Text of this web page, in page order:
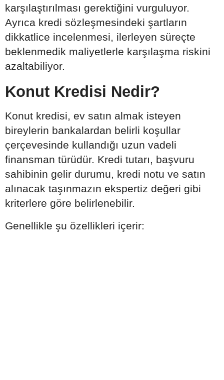
karşılaştırılması gerektiğini vurguluyor.
Ayrıca kredi sözleşmesindeki şartların
dikkatlice incelenmesi, ilerleyen süreçte
beklenmedik maliyetlerle karşılaşma riskini
azaltabiliyor.
Konut Kredisi Nedir?
Konut kredisi, ev satın almak isteyen
bireylerin bankalardan belirli koşullar
çerçevesinde kullandığı uzun vadeli
finansman türüdür. Kredi tutarı, başvuru
sahibinin gelir durumu, kredi notu ve satın
alınacak taşınmazın ekspertiz değeri gibi
kriterlere göre belirlenebilir.
Genellikle şu özellikleri içerir: